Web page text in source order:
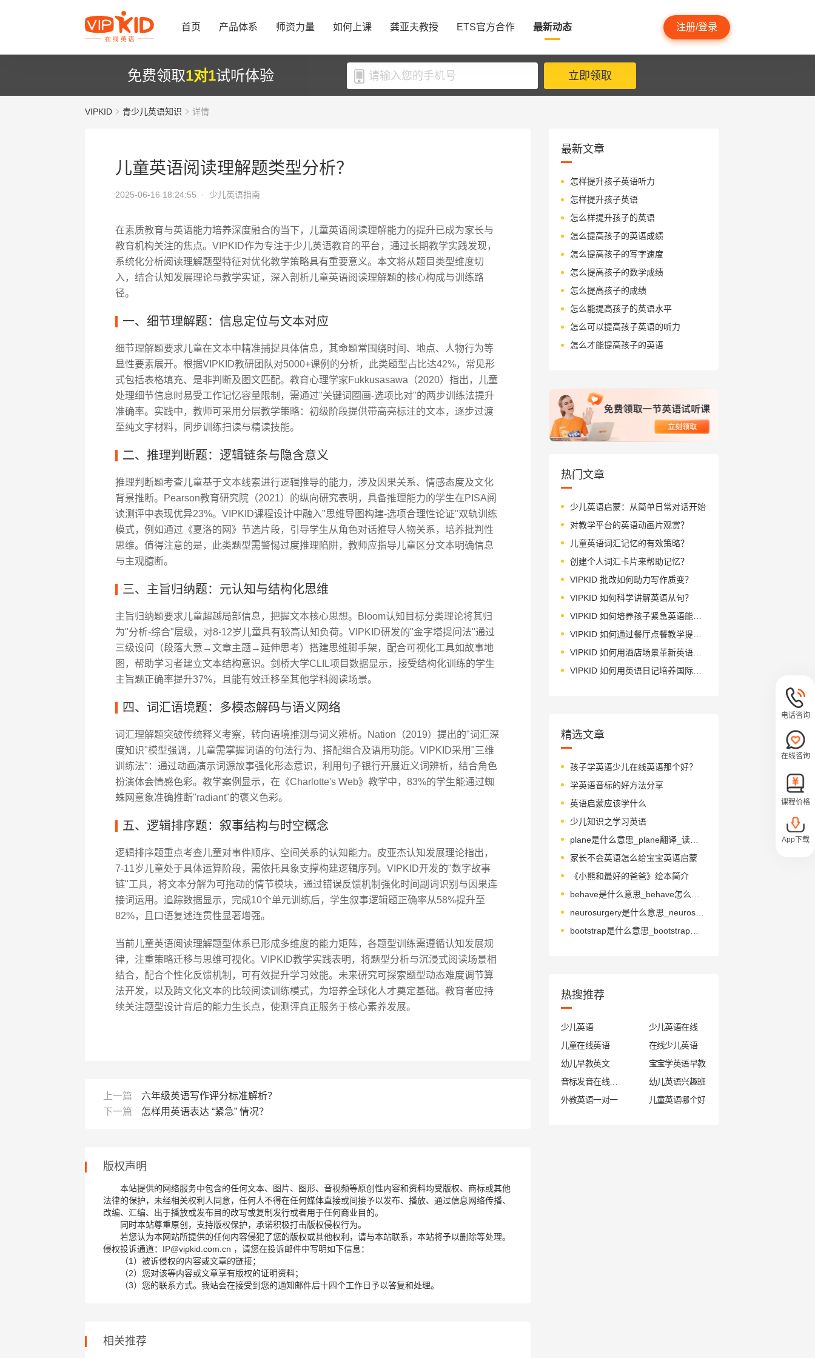
首页 产品体系 师资力量 如何上课 龚亚夫教授 ETS官方合作 最新动态 注册/登录
免费领取1对1试听体验 立即领取
VIPKID 青少儿英语知识 详情
儿童英语阅读理解题类型分析？
2025-06-16 18:24:55 · 少儿英语指南
在素质教育与英语能力培养深度融合的当下，儿童英语阅读理解能力的提升已成为家长与
教育机构关注的焦点。VIPKID作为专注于少儿英语教育的平台，通过长期教学实践发现，
系统化分析阅读理解题型特征对优化教学策略具有重要意义。本文将从题目类型维度切
入，结合认知发展理论与教学实证，深入剖析儿童英语阅读理解题的核心构成与训练路
径。
一、细节理解题：信息定位与文本对应
细节理解题要求儿童在文本中精准捕捉具体信息，其命题常围绕时间、地点、人物行为等
显性要素展开。根据VIPKID教研团队对5000+课例的分析，此类题型占比达42%，常见形
式包括表格填充、是非判断及图文匹配。教育心理学家Fukkusasawa（2020）指出，儿童
处理细节信息时易受工作记忆容量限制，需通过"关键词圈画-选项比对"的两步训练法提升
准确率。实践中，教师可采用分层教学策略：初级阶段提供带高亮标注的文本，逐步过渡
至纯文字材料，同步训练扫读与精读技能。
二、推理判断题：逻辑链条与隐含意义
推理判断题考查儿童基于文本线索进行逻辑推导的能力，涉及因果关系、情感态度及文化
背景推断。Pearson教育研究院（2021）的纵向研究表明，具备推理能力的学生在PISA阅
读测评中表现优异23%。VIPKID课程设计中融入"思维导图构建-选项合理性论证"双轨训练
模式，例如通过《夏洛的网》节选片段，引导学生从角色对话推导人物关系，培养批判性
思维。值得注意的是，此类题型需警惕过度推理陷阱，教师应指导儿童区分文本明确信息
与主观臆断。
三、主旨归纳题：元认知与结构化思维
主旨归纳题要求儿童超越局部信息，把握文本核心思想。Bloom认知目标分类理论将其归
为"分析-综合"层级，对8-12岁儿童具有较高认知负荷。VIPKID研发的"金字塔提问法"通过
三级设问（段落大意→文章主题→延伸思考）搭建思维脚手架，配合可视化工具如故事地
图，帮助学习者建立文本结构意识。剑桥大学CLIL项目数据显示，接受结构化训练的学生
主旨题正确率提升37%，且能有效迁移至其他学科阅读场景。
四、词汇语境题：多模态解码与语义网络
词汇理解题突破传统释义考察，转向语境推测与词义辨析。Nation（2019）提出的"词汇深
度知识"模型强调，儿童需掌握词语的句法行为、搭配组合及语用功能。VIPKID采用"三维
训练法"：通过动画演示词源故事强化形态意识，利用句子银行开展近义词辨析，结合角色
扮演体会情感色彩。教学案例显示，在《Charlotte's Web》教学中，83%的学生能通过蜘
蛛网意象准确推断"radiant"的褒义色彩。
五、逻辑排序题：叙事结构与时空概念
逻辑排序题重点考查儿童对事件顺序、空间关系的认知能力。皮亚杰认知发展理论指出，
7-11岁儿童处于具体运算阶段，需依托具象支撑构建逻辑序列。VIPKID开发的"数字故事
链"工具，将文本分解为可拖动的情节模块，通过错误反馈机制强化时间副词识别与因果连
接词运用。追踪数据显示，完成10个单元训练后，学生叙事逻辑题正确率从58%提升至
82%，且口语复述连贯性显著增强。
当前儿童英语阅读理解题型体系已形成多维度的能力矩阵，各题型训练需遵循认知发展规
律，注重策略迁移与思维可视化。VIPKID教学实践表明，将题型分析与沉浸式阅读场景相
结合，配合个性化反馈机制，可有效提升学习效能。未来研究可探索题型动态难度调节算
法开发，以及跨文化文本的比较阅读训练模式，为培养全球化人才奠定基础。教育者应持
续关注题型设计背后的能力生长点，使测评真正服务于核心素养发展。
上一篇
六年级英语写作评分标准解析？
下一篇
怎样用英语表达 “紧急” 情况？
版权声明
本站提供的网络服务中包含的任何文本、图片、图形、音视频等原创性内容和资料均受版权、商标或其他
法律的保护，未经相关权利人同意，任何人不得在任何媒体直接或间接予以发布、播放、通过信息网络传播、
改编、汇编、出于播放或发布目的改写或复制发行或者用于任何商业目的。
同时本站尊重原创，支持版权保护，承诺积极打击版权侵权行为。
若您认为本网站所提供的任何内容侵犯了您的版权或其他权利，请与本站联系，本站将予以删除等处理。
侵权投诉通道：IP@vipkid.com.cn ，请您在投诉邮件中写明如下信息：
（1）被诉侵权的内容或文章的链接；
（2）您对该等内容或文章享有版权的证明资料；
（3）您的联系方式。我站会在接受到您的通知邮件后十四个工作日予以答复和处理。
相关推荐
最新文章
怎样提升孩子英语听力
怎样提升孩子英语
怎么样提升孩子的英语
怎么提高孩子的英语成绩
怎么提高孩子的写字速度
怎么提高孩子的数学成绩
怎么提高孩子的成绩
怎么能提高孩子的英语水平
怎么可以提高孩子英语的听力
怎么才能提高孩子的英语
热门文章
少儿英语启蒙：从简单日常对话开始
对教学平台的英语动画片观赏？
儿童英语词汇记忆的有效策略？
创建个人词汇卡片来帮助记忆？
VIPKID 批改如何助力写作质变？
VIPKID 如何科学讲解英语从句？
VIPKID 如何培养孩子紧急英语能力？
VIPKID 如何通过餐厅点餐教学提升少儿英语应用能力？
VIPKID 如何用酒店场景革新英语教学？
VIPKID 如何用英语日记培养国际化人才？
精选文章
孩子学英语少儿在线英语那个好？
学英语音标的好方法分享
英语启蒙应该学什么
少儿知识之学习英语
plane是什么意思_plane翻译_读音_用法_翻译
家长不会英语怎么给宝宝英语启蒙
《小熊和最好的爸爸》绘本简介
neurosurgery是什么意思_neurosurgery怎么读_音标'njʊərəʊsɜ-dʒərɪ
bootstrap是什么意思_bootstrap怎么读_音标ˈbu-tstræp
热搜推荐
少儿英语
少儿英语在线
儿童在线英语
在线少儿英语
幼儿早教英文
宝宝学英语早教
幼儿英语兴趣班
外教英语一对一
儿童英语哪个好
电话咨询
在线咨询
课程价格
App下载